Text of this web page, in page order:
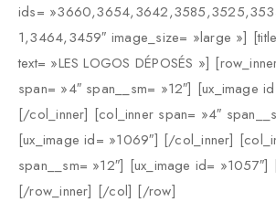
ids=
1,3464,3459″ image_size= »large »]
text= »LES LOGOS DÉPOSÉS »]
span= »4″ span__sm= »12″] [ux_image
[/col_inner] [col_inner span= »4″
[ux_image id= »1069″] [/col_inner]
span__sm= »12″] [ux_image id=
[/row_inner] [/col] [/row]